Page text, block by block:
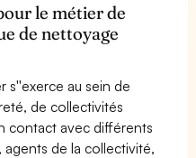
le métier de
de nettoyage
s''exerce au sein de
de collectivités
contact avec différents
agents de la collectivité,